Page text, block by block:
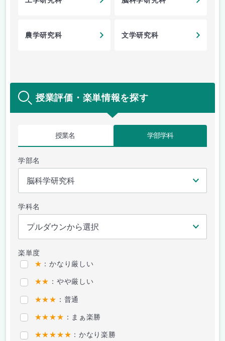
農学研究科 文学研究科
授業評価・楽単情報を探す
授業名 学部学科
学部名
学科名
楽単度
★ ：かなり厳しい
★★ ：やや厳しい
★★★ ：普通
★★★★ ：まぁ楽勝
★★★★★ ：かなり楽勝